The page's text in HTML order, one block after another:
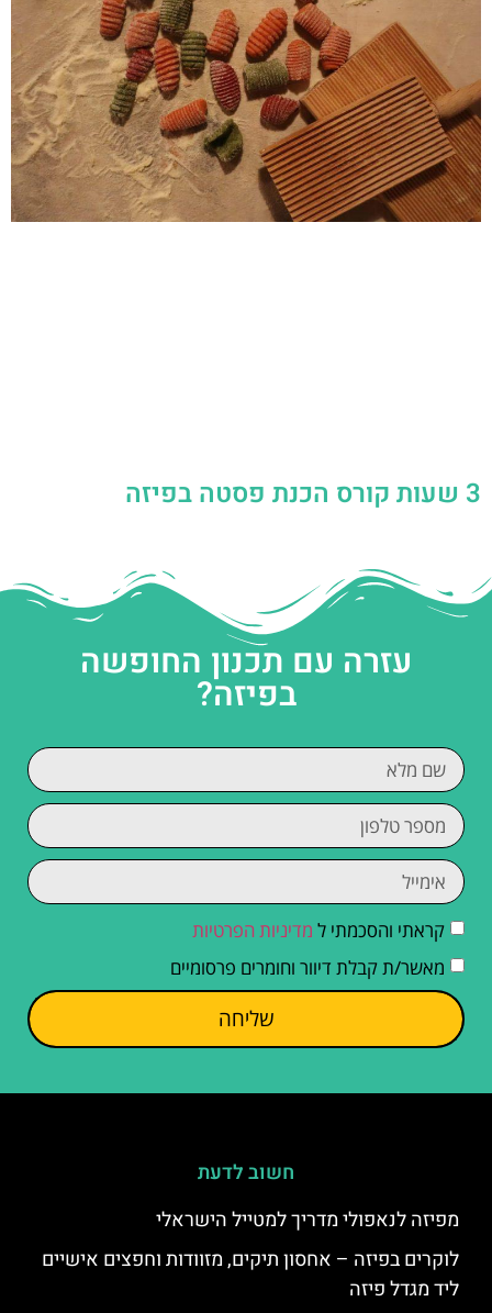
3 שעות קורס הכנת פסטה בפיזה
עזרה עם תכנון החופשה
בפיזה?
קראתי והסכמתי ל מדיניות הפרטיות
מאשר/ת קבלת דיוור וחומרים פרסומיים
שליחה
חשוב לדעת
מפיזה לנאפולי מדריך למטייל הישראלי
לוקרים בפיזה – אחסון תיקים, מזוודות וחפצים אישיים
ליד מגדל פיזה